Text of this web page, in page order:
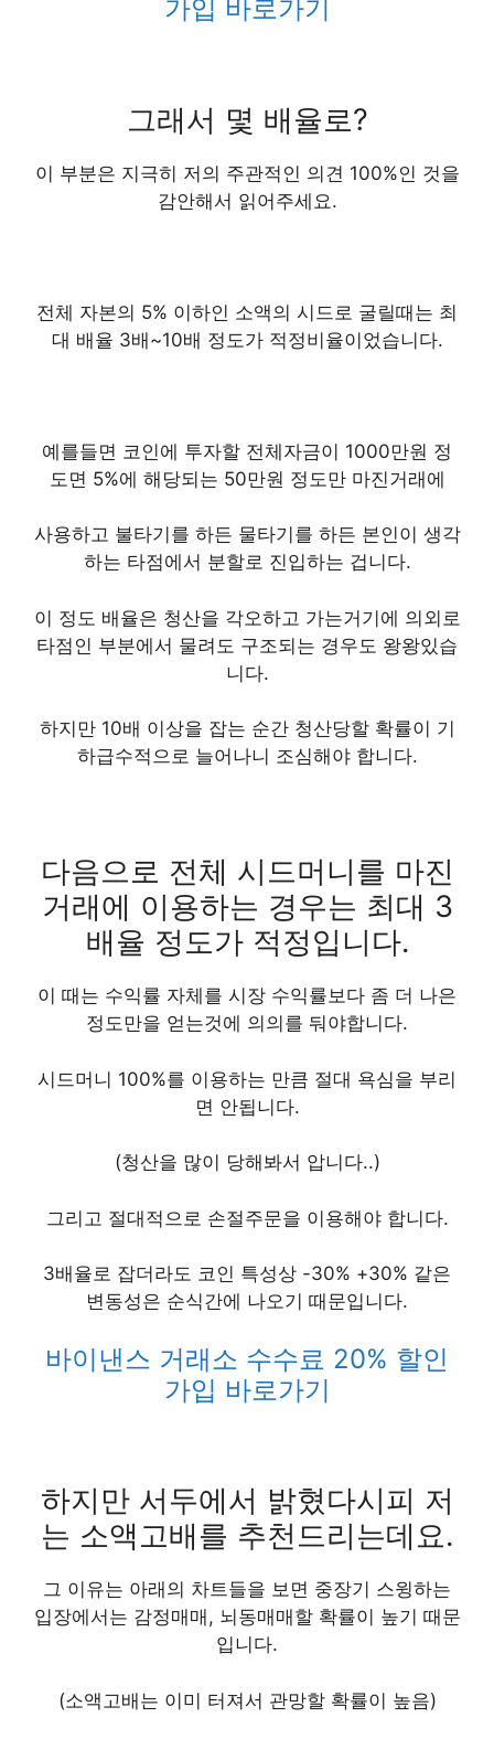
가입 바로가기
그래서 몇 배율로?
이 부분은 지극히 저의 주관적인 의견 100%인 것을
감안해서 읽어주세요.
전체 자본의 5% 이하인 소액의 시드 로 굴릴때는 최
대 배율 3배~10배 정도가 적정비율이었습니다.
예를들면 코인에 투자할 전체자금이 1000만원 정
도면 5%에 해당되는 50만원 정도만 마진거래에
사용하고 불타기를 하든 물타기를 하든 본인이 생각
하는 타점에서 분할로 진입하는 겁니다.
이 정도 배율은 청산을 각오하고 가는거기에 의외로
타점인 부분에서 물려도 구조되는 경우도 왕왕있습
니다.
하지만 10배 이상을 잡는 순간 청산당할 확률이 기
하급수적으로 늘어나니 조심해야 합니다.
다음으로 전체 시드머니를 마진
거래에 이용하는 경우는 최대 3
배율 정도가 적정입니다.
이 때는 수익률 자체를 시장 수익률보다 좀 더 나은
정도만을 얻는것에 의의를 둬야합니다.
시드머니 100%를 이용하는 만큼 절대 욕심을 부리
면 안됩니다.
(청산을 많이 당해봐서 압니다..)
그리고 절대적으로 손절주문을 이용해야 합니다.
3배율로 잡더라도 코인 특성상 -30% +30% 같은
변동성은 순식간에 나오기 때문입니다.
바이낸스 거래소 수수료 20% 할인
가입 바로가기
하지만 서두에서 밝혔다시피 저
는 소액고배를 추천드리는데요.
그 이유는 아래의 차트들을 보면 중장기 스윙하는
입장에서는 감정매매, 뇌동매매할 확률이 높기 때문
입니다.
(소액고배는 이미 터져서 관망할 확률이 높음)